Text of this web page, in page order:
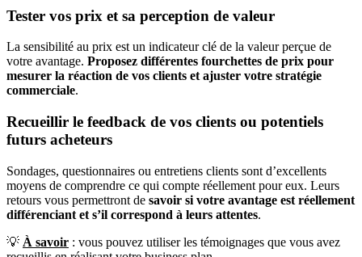
Tester vos prix et sa perception de valeur
La sensibilité au prix est un indicateur clé de la valeur perçue de
votre avantage. Proposez différentes fourchettes de prix pour
mesurer la réaction de vos clients et ajuster votre stratégie
commerciale.
Recueillir le feedback de vos clients ou potentiels
futurs acheteurs
Sondages, questionnaires ou entretiens clients sont d’excellents
moyens de comprendre ce qui compte réellement pour eux. Leurs
retours vous permettront de savoir si votre avantage est réellement
différenciant et s’il correspond à leurs attentes.
💡 À savoir : vous pouvez utiliser les témoignages que vous avez